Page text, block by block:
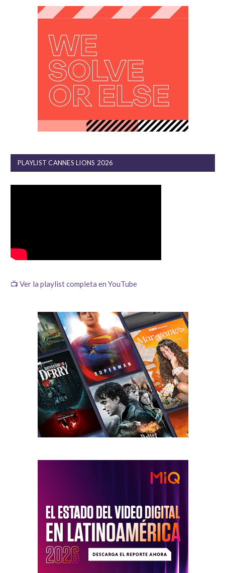
PLAYLIST CANNES LIONS 2026
📺 Ver la playlist completa en YouTube